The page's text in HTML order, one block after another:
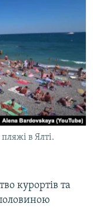
в Ялті.
курортів та